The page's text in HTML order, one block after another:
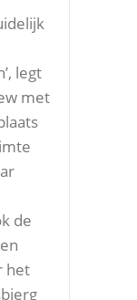
legt
met
de
het